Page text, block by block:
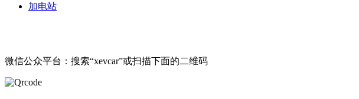
加电站
微信公众平台：搜索“xevcar”或扫描下面的二维码